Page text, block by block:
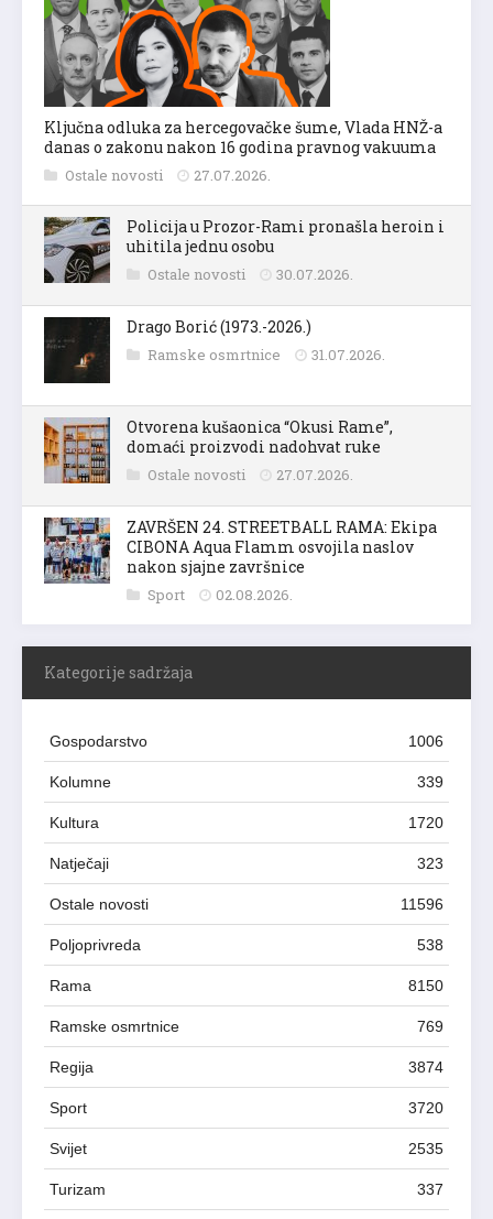
Ključna odluka za hercegovačke šume, Vlada HNŽ-a
danas o zakonu nakon 16 godina pravnog vakuuma
Ostale novosti 27.07.2026.
Policija u Prozor-Rami pronašla heroin i
uhitila jednu osobu
Ostale novosti 30.07.2026.
Drago Borić (1973.-2026.)
Ramske osmrtnice 31.07.2026.
Otvorena kušaonica “Okusi Rame”,
domaći proizvodi nadohvat ruke
Ostale novosti 27.07.2026.
ZAVRŠEN 24. STREETBALL RAMA: Ekipa
CIBONA Aqua Flamm osvojila naslov
nakon sjajne završnice
Sport 02.08.2026.
Kategorije sadržaja
Gospodarstvo 1006
Kolumne 339
Kultura 1720
Natječaji 323
Ostale novosti 11596
Poljoprivreda 538
Rama 8150
Ramske osmrtnice 769
Regija 3874
Sport 3720
Svijet 2535
Turizam 337